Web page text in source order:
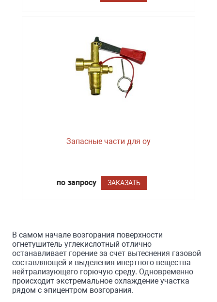
Запасные части для оу
по запросу ЗАКАЗАТЬ
В самом начале возгорания поверхности
огнетушитель углекислотный отлично
останавливает горение за счет вытеснения газовой
составляющей и выделения инертного вещества
нейтрализующего горючую среду. Одновременно
происходит экстремальное охлаждение участка
рядом с эпицентром возгорания.